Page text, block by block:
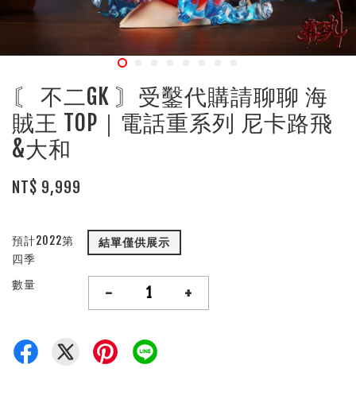
〘 不二GK 〙受鑿代購請聊聊 海
賊王 TOP｜電話重系列 尼卡路飛
&大和
NT$ 9,999
預計2022第
四季
結單僅供展示
數量 - +